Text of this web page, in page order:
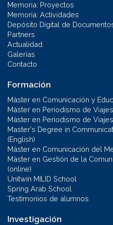
Memoria: Proyectos
Memoria: Actividades
Depósito Digital de
Partners
Actualidad
Galerías
Contacto
Formación
Máster en Comunicación y
Máster en Periodismo de Viajes
Máster en Periodismo de
Master's Degree in
(English)
Máster en Comunicación del
Máster en Gestión de la
(online)
Unitwin MILID School
Spring Arab School
Testimonios de alumnos
Investigación